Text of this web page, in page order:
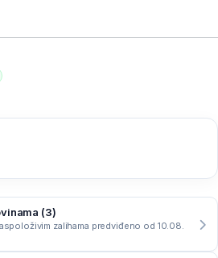
(3)
zalihama predviđeno od 10.08.